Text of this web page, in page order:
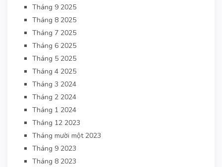
Tháng 9 2025
Tháng 8 2025
Tháng 7 2025
Tháng 6 2025
Tháng 5 2025
Tháng 4 2025
Tháng 3 2024
Tháng 2 2024
Tháng 1 2024
Tháng 12 2023
Tháng mười một 2023
Tháng 9 2023
Tháng 8 2023